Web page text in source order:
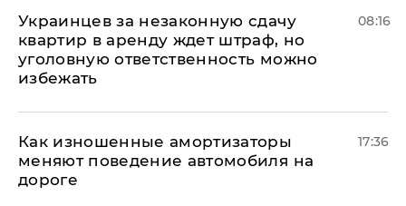
Украинцев за незаконную сдачу
квартир в аренду ждет штраф, но
уголовную ответственность можно
избежать
08:16
Как изношенные амортизаторы
меняют поведение автомобиля на
дороге
17:36